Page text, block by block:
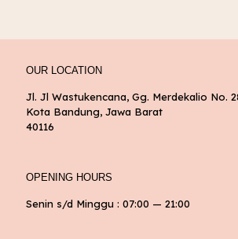
OUR LOCATION
Jl. Jl Wastukencana, Gg. Merdekalio No.
Kota Bandung, Jawa Barat
40116
OPENING HOURS
Senin s/d Minggu : 07:00 — 21:00